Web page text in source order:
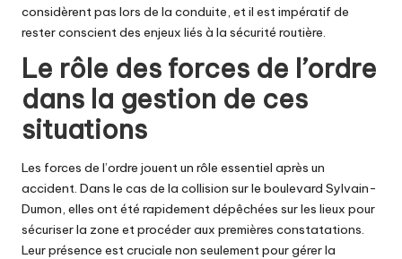
considèrent pas lors de la conduite, et il est impératif de
rester conscient des enjeux liés à la sécurité routière.
Le rôle des forces de l’ordre
dans la gestion de ces
situations
Les forces de l’ordre jouent un rôle essentiel après un
accident. Dans le cas de la collision sur le boulevard Sylvain-
Dumon, elles ont été rapidement dépêchées sur les lieux pour
sécuriser la zone et procéder aux premières constatations.
Leur présence est cruciale non seulement pour gérer la